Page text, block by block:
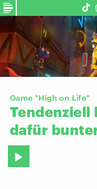
Game "High on Life"
Tendenziell
dafür